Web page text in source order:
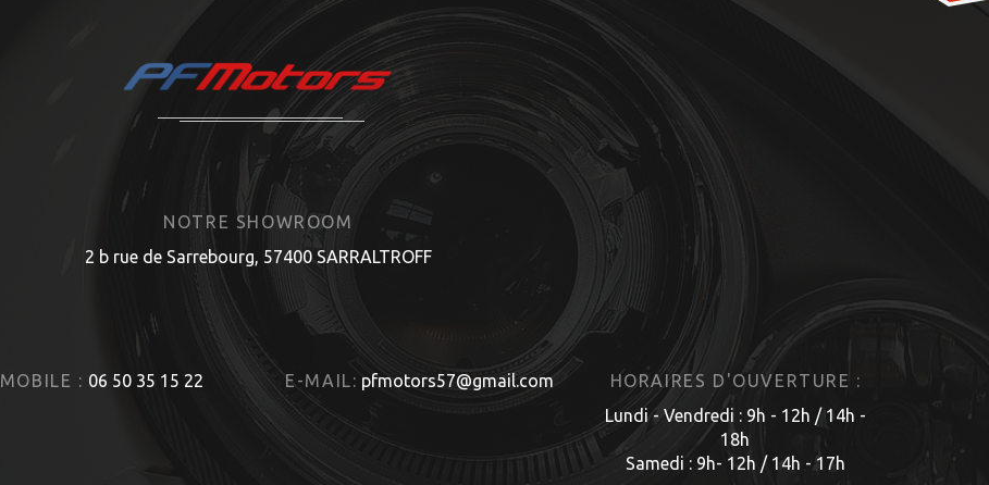
NOTRE SHOWROOM
2 b rue de Sarrebourg, 57400 SARRALTROFF
MOBILE : 06 50 35 15 22 E-MAIL: pfmotors57@gmail.com
HORAIRES D'OUVERTURE :
Lundi - Vendredi : 9h - 12h / 14h -
18h
Samedi : 9h- 12h / 14h - 17h